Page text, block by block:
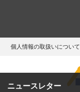
ニュースレター
個人情報の取扱いについて